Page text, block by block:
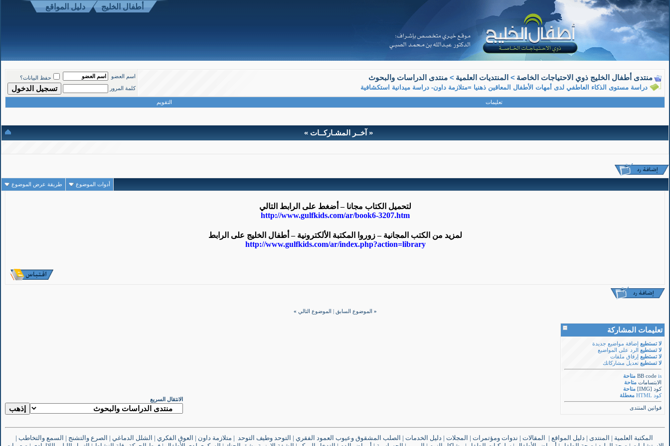
أطفال الخليج دليل المواقع
منتدى أطفال الخليج ذوي الاحتياجات الخاصة > المنتديات العلمية > منتدى الدراسات والبحوث
دراسة مستوى الذكاء العاطفي لدى أمهات الأطفال المعاقين ذهنيا =متلازمة داون- دراسة ميدانية استكشافية
اسم العضو
حفظ البيانات؟
كلمة المرور
تعليمات التقويم
« آخــر المشـاركــات »
أدوات الموضوع طريقة عرض الموضوع
معلم متقاعد
عضو ذهبي
تاريخ التسجيل: Mar 2008
المشاركات: 1,190
أ. سميرة بوزقاق.
لتحميل الكتاب مجانا – أضغط على الرابط التالي
http://www.gulfkids.com/ar/book6-3207.htm
لمزيد من الكتب المجانية – زوروا المكتبة الألكترونية – أطفال الخليج على الرابط
http://www.gulfkids.com/ar/index.php?action=library
« الموضوع السابق الموضوع التالي »
تعليمات المشاركة
لا تستطيع إضافة مواضيع جديدة
لا تستطيع الرد على المواضيع
لا تستطيع إرفاق ملفات
لا تستطيع تعديل مشاركاتك
BB code is
متاحة
الابتسامات متاحة
كود [IMG]
متاحة
كود HTML
معطلة
قوانين المنتدى
الانتقال السريع
المكتبة العلمية | المنتدى | دليل المواقع | المقالات | ندوات ومؤتمرات | المجلات | دليل الخدمات | الصلب المشقوق وعيوب العمود الفقري | التوحد وطيف التوحد | متلازمة داون | العوق الفكري | الشلل الدماغي | الصرع والتشنج | السمع والتخاطب |